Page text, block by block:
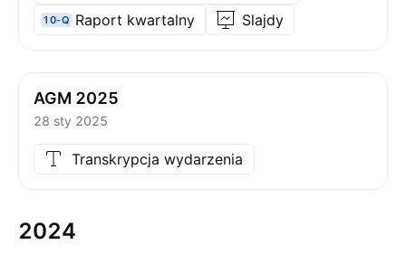
10-Q Raport kwartalny Slajdy
AGM 2025
28 sty 2025
Transkrypcja wydarzenia
2024